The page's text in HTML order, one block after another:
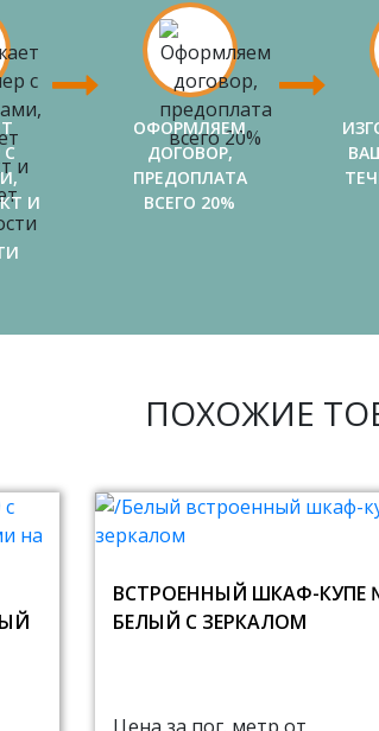
С
И
ОФОРМЛЯЕМ
ДОГОВОР,
ПРЕДОПЛАТА
ВСЕГО 20%
ПОХОЖИЕ
ВСТРОЕННЫЙ ШКАФ-КУПЕ
БЕЛЫЙ С ЗЕРКАЛОМ